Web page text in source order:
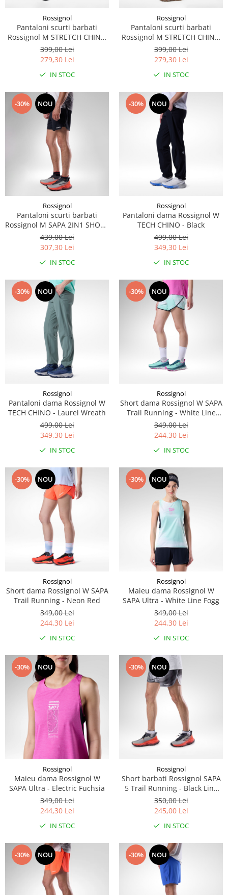
Rossignol
Pantaloni scurti barbati
Rossignol M STRETCH CHINO
SHORT 7" - Black
399,00 Lei
279,30 Lei
IN STOC
Rossignol
Pantaloni scurti barbati
Rossignol M STRETCH CHINO
SHORT 7" - Laurel Wreath
399,00 Lei
279,30 Lei
IN STOC
-30% NOU
Rossignol
Pantaloni scurti barbati
Rossignol M SAPA 2IN1 SHORT
5" - Black
439,00 Lei
307,30 Lei
IN STOC
-30% NOU
Rossignol
Pantaloni dama Rossignol W
TECH CHINO - Black
499,00 Lei
349,30 Lei
IN STOC
-30% NOU
Rossignol
Pantaloni dama Rossignol W
TECH CHINO - Laurel Wreath
499,00 Lei
349,30 Lei
IN STOC
-30% NOU
Rossignol
Short dama Rossignol W SAPA
Trail Running - White Line
Fogg
349,00 Lei
244,30 Lei
IN STOC
-30% NOU
Rossignol
Short dama Rossignol W SAPA
Trail Running - Neon Red
349,00 Lei
244,30 Lei
IN STOC
-30% NOU
Rossignol
Maieu dama Rossignol W
SAPA Ultra - White Line Fogg
349,00 Lei
244,30 Lei
IN STOC
-30% NOU
Rossignol
Maieu dama Rossignol W
SAPA Ultra - Electric Fuchsia
349,00 Lei
244,30 Lei
IN STOC
-30% NOU
Rossignol
Short barbati Rossignol SAPA
5 Trail Running - Black Line
Fogg
350,00 Lei
245,00 Lei
IN STOC
-30% NOU -30% NOU